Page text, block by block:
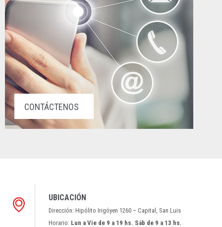
CONTÁCTENOS
UBICACIÓN
Dirección: Hipólito Irigóyen 1260 – Capital, San Luis
Horario: Lun a Vie de 9 a 19 hs. Sáb de 9 a 13 hs.